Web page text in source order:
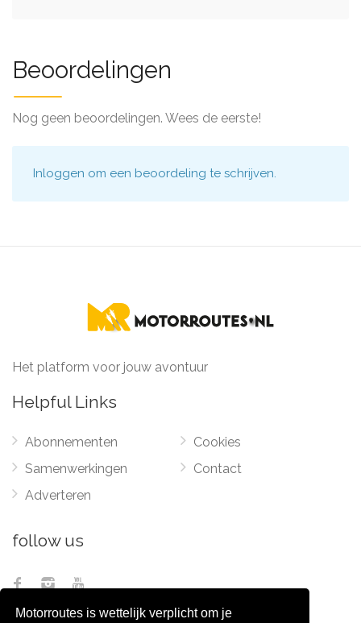
Motorroutes is wettelijk verplicht om je
Beoordelingen
Nog geen beoordelingen. Wees de eerste!
Inloggen om een beoordeling te schrijven.
Het platform voor jouw avontuur
Helpful Links
Abonnementen
Samenwerkingen
Adverteren
Cookies
Contact
follow us